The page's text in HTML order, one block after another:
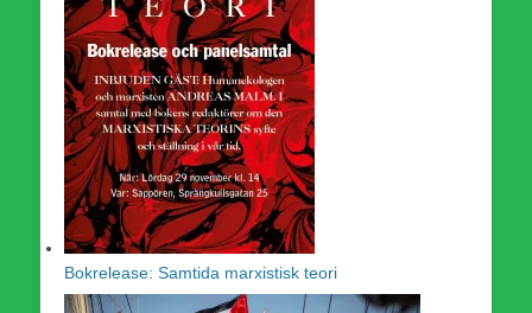
Bokrelease: Samtida marxistisk teori